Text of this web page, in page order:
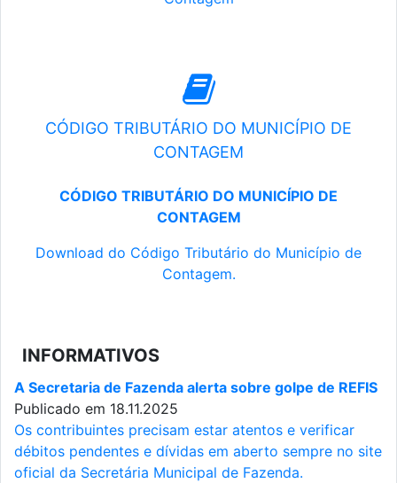
CÓDIGO TRIBUTÁRIO DO MUNICÍPIO DE
CONTAGEM
CÓDIGO TRIBUTÁRIO DO MUNICÍPIO DE
CONTAGEM
Download do Código Tributário do Município de
Contagem.
INFORMATIVOS
A Secretaria de Fazenda alerta sobre golpe de REFIS
Publicado em 18.11.2025
Os contribuintes precisam estar atentos e verificar
débitos pendentes e dívidas em aberto sempre no site
oficial da Secretária Municipal de Fazenda.